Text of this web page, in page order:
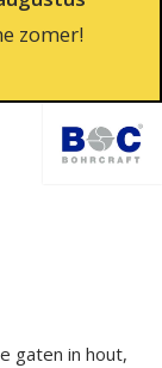
zomer!
gaten in hout,